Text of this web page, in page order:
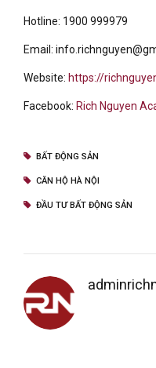
Hotline: 1900 999979
Email:
Website: https://
Facebook: Rich Nguyen
BẤT ĐỘNG SẢN
CĂN HỘ HÀ NỘI
ĐẦU TƯ BẤT ĐỘNG SẢN